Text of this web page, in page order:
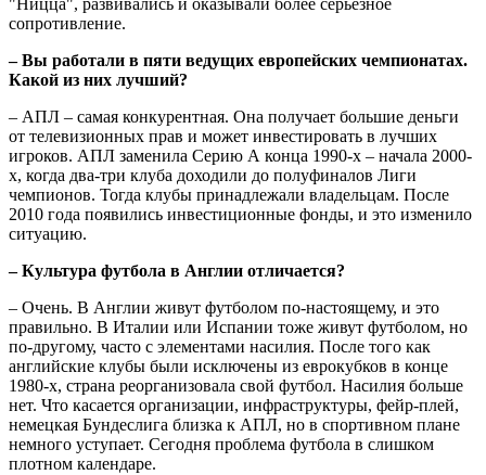
"Ницца", развивались и оказывали более серьезное
сопротивление.
– Вы работали в пяти ведущих европейских чемпионатах.
Какой из них лучший?
– АПЛ – самая конкурентная. Она получает большие деньги
от телевизионных прав и может инвестировать в лучших
игроков. АПЛ заменила Серию А конца 1990-х – начала 2000-
х, когда два-три клуба доходили до полуфиналов Лиги
чемпионов. Тогда клубы принадлежали владельцам. После
2010 года появились инвестиционные фонды, и это изменило
ситуацию.
– Культура футбола в Англии отличается?
– Очень. В Англии живут футболом по-настоящему, и это
правильно. В Италии или Испании тоже живут футболом, но
по-другому, часто с элементами насилия. После того как
английские клубы были исключены из еврокубков в конце
1980-х, страна реорганизовала свой футбол. Насилия больше
нет. Что касается организации, инфраструктуры, фейр-плей,
немецкая Бундеслига близка к АПЛ, но в спортивном плане
немного уступает. Сегодня проблема футбола в слишком
плотном календаре.